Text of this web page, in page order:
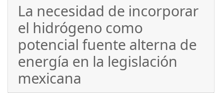
La necesidad de incorporar
el hidrógeno como
potencial fuente alterna de
energía en la legislación
mexicana